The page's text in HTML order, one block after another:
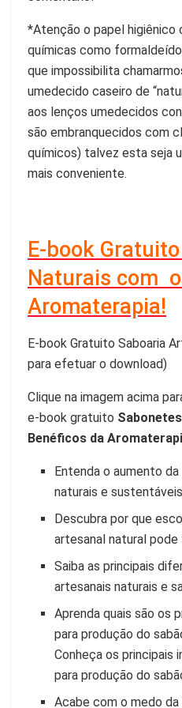
*Atenção o papel higiênico
químicas como
que impossibilita
umedecido caseiro de
aos lenços umedecidos
são embranquecidos com
químicos) talvez esta seja
mais conveniente.
E-book
Naturais com
Aromaterapia!
E-book Gratuito Saboaria
para efetuar o download)
Clique na imagem acima
e-book gratuito
Benéficos da
Entenda o aumento
naturais e sustentáveis
Descubra por que
artesanal natural
Saiba as principais
artesanais naturais e
Aprenda quais são os
para produção do
Conheça os principais
para produção do
Acabe com o medo